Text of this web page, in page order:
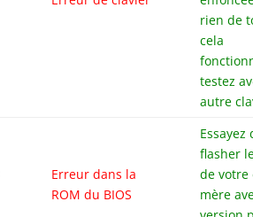
rien de
cela
testez
autre
Erreur dans la
ROM du BIOS
Essayez
flasher
de votre
mère